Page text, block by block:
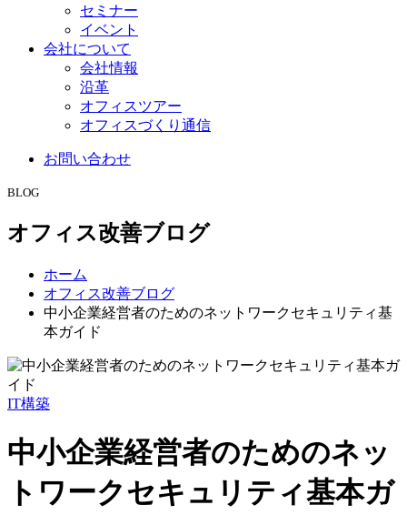
セミナー
イベント
会社について
会社情報
沿革
オフィスツアー
オフィスづくり通信
お問い合わせ
BLOG
オフィス改善ブログ
ホーム
オフィス改善ブログ
中小企業経営者のためのネットワークセキュリティ基
本ガイド
IT構築
中小企業経営者のためのネッ
トワークセキュリティ基本ガ